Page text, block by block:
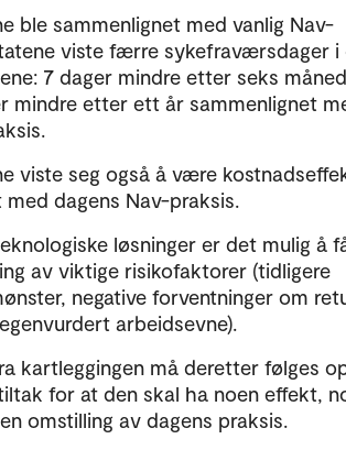
ble sammenlignet med vanlig Nav-
viste færre sykefraværsdager
7 dager mindre etter seks
mindre etter ett år sammenlignet
viste seg også å være
med dagens Nav-praksis.
løsninger er det mulig å
av viktige risikofaktorer (tidligere
negative forventninger om
arbeidsevne).
kartleggingen må deretter følges
for at den skal ha noen effekt,
omstilling av dagens praksis.